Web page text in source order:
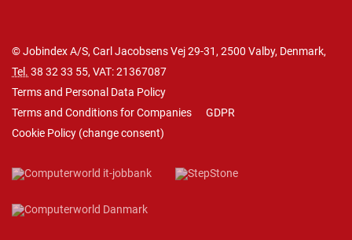
© Jobindex A/S, Carl Jacobsens Vej 29-31, 2500 Valby, Denmark,
Tel. 38 32 33 55, VAT: 21367087
Terms and Personal Data Policy
Terms and Conditions for Companies
GDPR
Cookie Policy (change consent)